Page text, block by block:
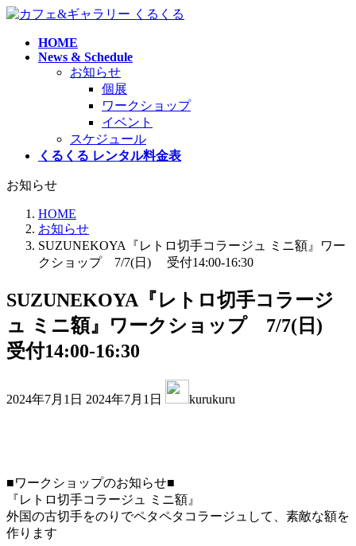
コ
ナ
HOME
News & Schedule
お知らせ
個展
ワークショップ
イベント
スケジュール
くるくる レンタル料金表
お知らせ
HOME
お知らせ
SUZUNEKOYA『レトロ切手コラージュ ミニ額』ワー
クショップ 7/7(日) 受付14:00-16:30
SUZUNEKOYA『レトロ切手コラージ
ュ ミニ額』ワークショップ 7/7(日)
受付14:00-16:30
2024年7月1日 終
:
2024年7月1日 kurukuru
■ワークショップのお知らせ■
『レトロ切手コラージュ ミニ額』
外国の古切手をのりでペタペタコラージュして、素敵な額を
作ります